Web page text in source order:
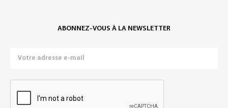
ABONNEZ-VOUS À LA NEWSLETTER